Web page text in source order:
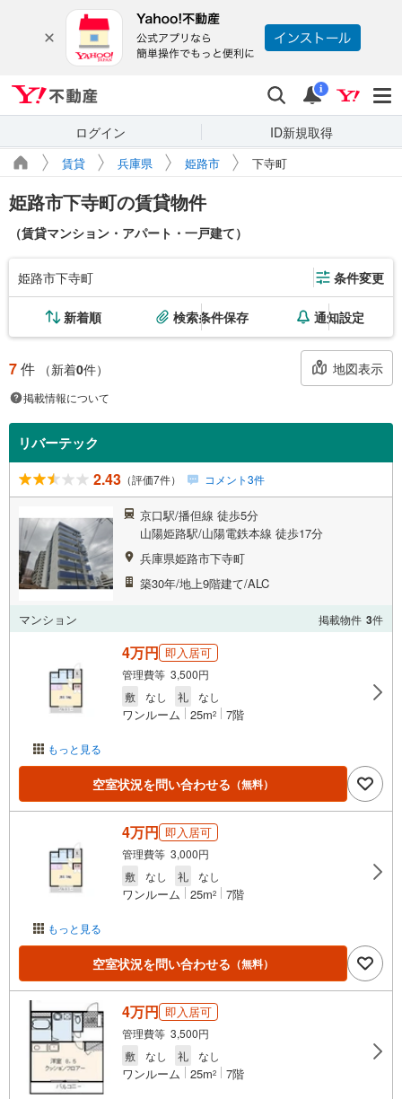
検索 通知
i
ログイン ID新規取得
賃貸 兵庫県 姫路市 下寺町
姫路市下寺町の賃貸物件
（賃貸マンション・アパート・一戸建て）
姫路市下寺町 条件変更
新着順 検索条件保存 通知設定
7件 （新着0件） 地図表示
掲載情報について
リバーテック
2.43 （評価7件） コメント3件
京口駅/播但線 徒歩5分
山陽姫路駅/山陽電鉄本線 徒歩17分
兵庫県姫路市下寺町
築30年/地上9階建て/ALC
マンション 掲載物件 3件
もっと見る
4万円 即入居可
管理費等 3,500円
敷
なし 礼 なし
ワンルーム 25m2 7階
空室状況を問い合わせる （無料）
もっと見る
4万円 即入居可
管理費等 3,000円
敷
なし 礼 なし
ワンルーム 25m2 7階
空室状況を問い合わせる （無料）
4万円 即入居可
管理費等 3,500円
敷
なし 礼 なし
ワンルーム 25m2 7階